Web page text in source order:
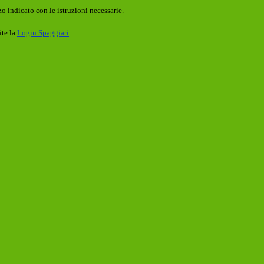
indicato con le istruzioni necessarie.
la Login Spaggiari